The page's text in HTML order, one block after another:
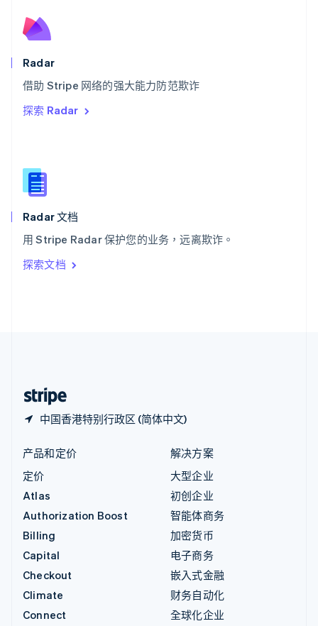
Radar
借助 Stripe 网络的强大能力防范欺诈
探索 Radar
Radar 文档
用 Stripe Radar 保护您的业务，远离欺诈。
探索文档
中国香港特别行政区 (简体中文)
斯洛文尼亚
English
ไทย
希腊
English
西班牙
新西兰
English
匈牙利
English
ItalianoEnglish
印度
English
产品和定价
定价
Atlas
Authorization Boost
Billing
Capital
Checkout
Climate
Connect
解决方案
大型企业
初创企业
智能体商务
加密货币
电子商务
嵌入式金融
财务自动化
全球化企业